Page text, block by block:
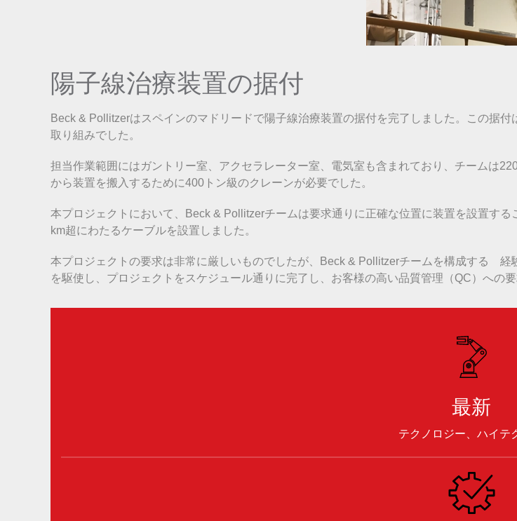
陽子線治療装置の据付
Beck & Pollitzerはスペインのマドリードで陽子線治療装置の据付を完了しました。この据
取り組みでした。
担当作業範囲にはガントリー室、アクセラレーター室、電気室も含まれており、チームは
から装置を搬入するために400トン級のクレーンが必要でした。
本プロジェクトにおいて、Beck & Pollitzerチームは要求通りに正確な位置に装置を設置す
km超にわたるケーブルを設置しました。
本プロジェクトの要求は非常に厳しいものでしたが、Beck & Pollitzerチームを構成する
を駆使し、プロジェクトをスケジュール通りに完了し、お客様の高い品質管理（QC）への
最新
テクノロジー、ハイテ